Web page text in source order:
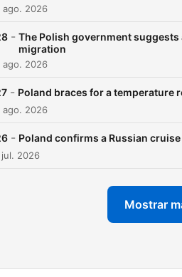
ago. 2026
- The Polish government
migration
ago. 2026
- Poland braces for a temperature
ago. 2026
- Poland confirms a Russian
jul. 2026
Mostrar